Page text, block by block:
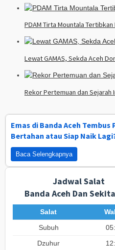
PDAM Tirta Mountala
Lewat GAMAS, Sekda Aceh
Rekor Pertemuan dan Sejarah
Emas di Banda Aceh Tembus
Bertahan atau Siap Naik
Baca Selengkapnya
Jadwal Salat
Banda Aceh Dan
Salat
Subuh
Dzuhur